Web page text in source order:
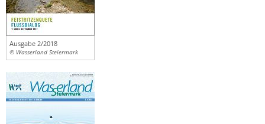
Ausgabe 2/2018
© Wasserland Steiermark